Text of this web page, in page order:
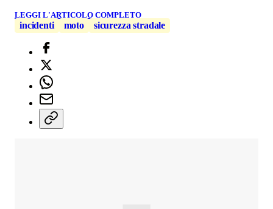
LEGGI L'ARTICOLO COMPLETO
incidenti moto sicurezza stradale